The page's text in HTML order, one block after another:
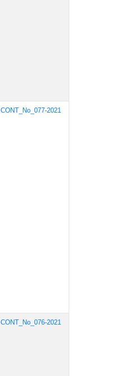
CONT_No_077-2021
CONT_No_076-2021